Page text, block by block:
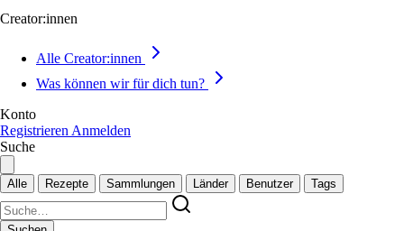
Creator:innen
Alle Creator:innen
Was können wir für dich tun?
Konto
Registrieren Anmelden
Suche
Alle Rezepte Sammlungen Länder Benutzer Tags